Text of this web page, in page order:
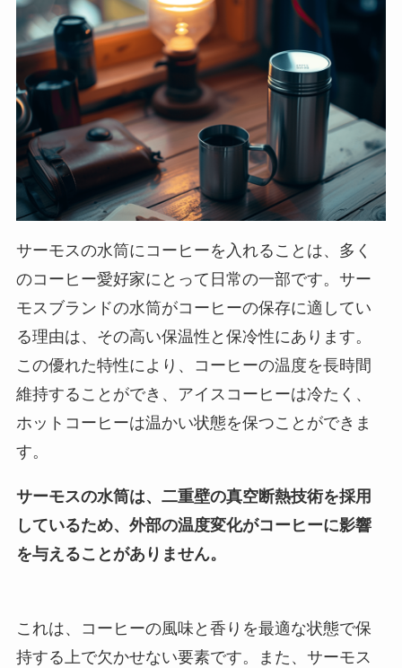
サーモスの水筒にコーヒーを入れることは、多く
のコーヒー愛好家にとって日常の一部です。サー
モスブランドの水筒がコーヒーの保存に適してい
る理由は、その高い保温性と保冷性にあります。
この優れた特性により、コーヒーの温度を長時間
維持することができ、アイスコーヒーは冷たく、
ホットコーヒーは温かい状態を保つことができま
す。
サーモスの水筒は、二重壁の真空断熱技術を採用
しているため、外部の温度変化がコーヒーに影響
を与えることがありません。
これは、コーヒーの風味と香りを最適な状態で保
持する上で欠かせない要素です。また、サーモス